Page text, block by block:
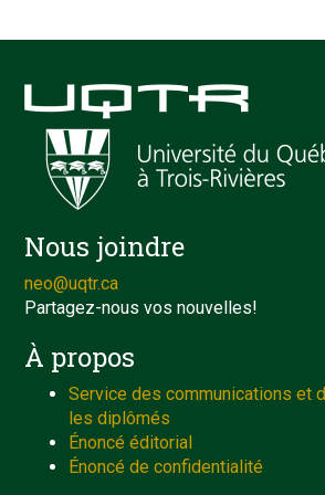
Nous joindre
neo@uqtr.ca
Partagez-nous vos nouvelles!
À propos
Service des communications et
les diplômés
Énoncé éditorial
Énoncé de confidentialité